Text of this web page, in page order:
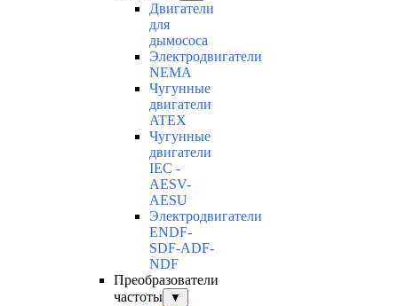
Двигатели
для
дымососа
Электродвигатели
NEMA
Чугунные
двигатели
ATEX
Чугунные
двигатели
IEC -
AESV-
AESU
Электродвигатели
ENDF-
SDF-ADF-
NDF
Преобразователи
частоты
▼